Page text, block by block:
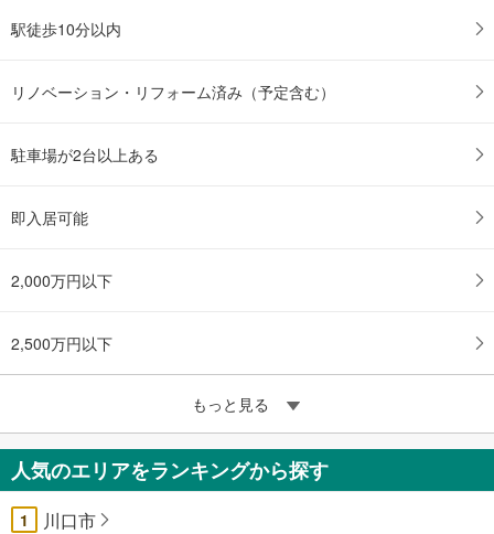
駅徒歩10分以内
リノベーション・リフォーム済み（予定含む）
駐車場が2台以上ある
即入居可能
2,000万円以下
2,500万円以下
もっと見る
人気のエリアをランキングから探す
1 川口市